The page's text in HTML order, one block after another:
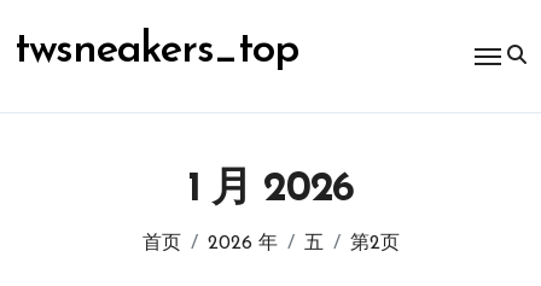
容
twsneakers_top
1 月 2026
首页 2026 年 五 第2页